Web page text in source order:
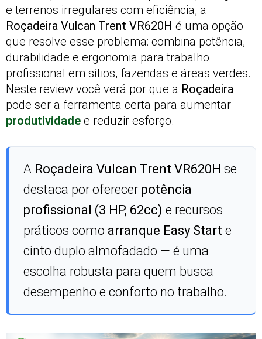
e terrenos irregulares com eficiência, a
Roçadeira Vulcan Trent VR620H é uma opção
que resolve esse problema: combina potência,
durabilidade e ergonomia para trabalho
profissional em sítios, fazendas e áreas verdes.
Neste review você verá por que a Roçadeira
pode ser a ferramenta certa para aumentar
produtividade e reduzir esforço.
A Roçadeira Vulcan Trent VR620H se
destaca por oferecer potência
profissional (3 HP, 62cc) e recursos
práticos como arranque Easy Start e
cinto duplo almofadado — é uma
escolha robusta para quem busca
desempenho e conforto no trabalho.